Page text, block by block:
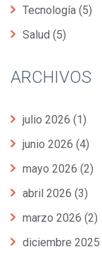
Tecnología (5)
Salud (5)
ARCHIVOS
julio 2026 (1)
junio 2026 (4)
mayo 2026 (2)
abril 2026 (3)
marzo 2026 (2)
diciembre 2025